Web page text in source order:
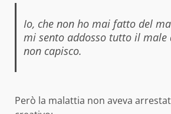
Io, che non ho mai fatto del
mi sento addosso tutto il male
non capisco.
Però la malattia non aveva